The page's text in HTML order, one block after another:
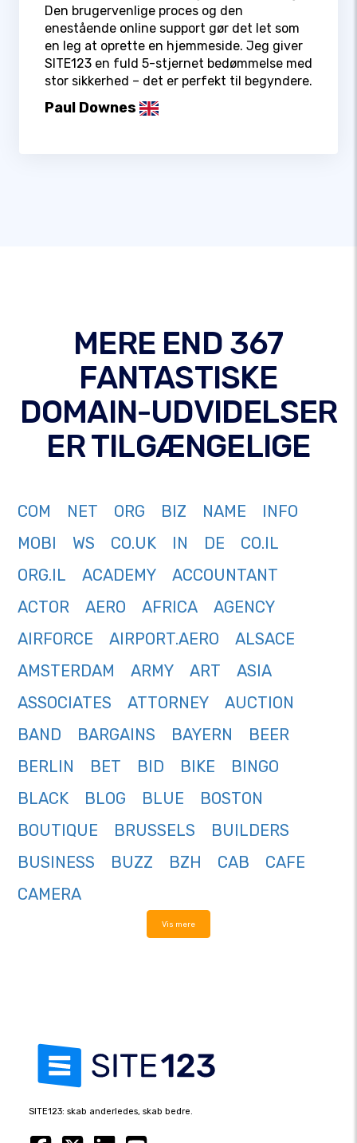
Den brugervenlige proces og den
enestående online support gør det let som
en leg at oprette en hjemmeside. Jeg giver
SITE123 en fuld 5-stjernet bedømmelse med
stor sikkerhed – det er perfekt til begyndere.
Paul Downes
MERE END 367
FANTASTISKE
DOMAIN-UDVIDELSER
ER TILGÆNGELIGE
COM NET ORG BIZ NAME
INFO
MOBI
WS CO.UK IN DE
CO.IL
ORG.IL
ACADEMY
ACCOUNTANT
ACTOR
AERO AFRICA
AGENCY
AIRFORCE
AIRPORT.AERO
ALSACE
AMSTERDAM
ARMY ART
ASIA
ASSOCIATES
ATTORNEY
AUCTION
BAND
BARGAINS BAYERN
BEER
BERLIN
BET BID BIKE
BINGO
BLACK
BLOG BLUE
BOSTON
BOUTIQUE
BRUSSELS
BUILDERS
BUSINESS
BUZZ BZH CAB
CAFE
CAMERA
Vis mere
SITE123: skab anderledes, skab bedre.